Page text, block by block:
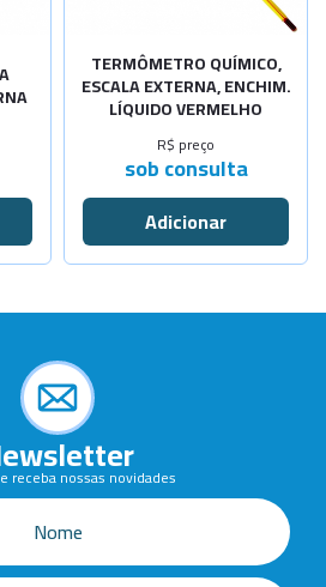
TERMÔMETRO QUÍMICO,
ESCALA EXTERNA, ENCHIM.
LÍQUIDO VERMELHO
R$ preço
sob consulta
receba nossas novidades